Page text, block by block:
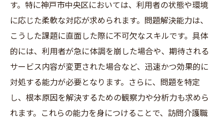
す。特に神戸市中央区においては、利用者の状態や環境
に応じた柔軟な対応が求められます。問題解決能力は、
こうした課題に直面した際に不可欠なスキルです。具体
的には、利用者が急に体調を崩した場合や、期待される
サービス内容が変更された場合など、迅速かつ効果的に
対処する能力が必要となります。さらに、問題を特定
し、根本原因を解決するための観察力や分析力も求めら
れます。これらの能力を身につけることで、訪問介護職